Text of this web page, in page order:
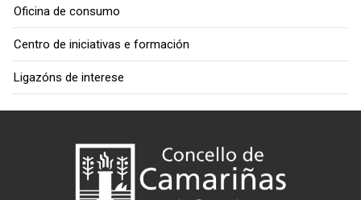
Oficina de consumo
Centro de iniciativas e formación
Ligazóns de interese